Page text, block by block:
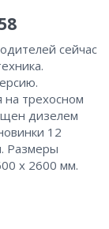
сейчас
трехосном
дизелем
12
Размеры
х 2600 мм.